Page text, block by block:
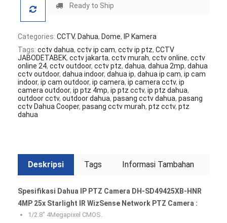
Ready to Ship
Categories: CCTV, Dahua, Dome, IP Kamera
Tags: cctv dahua, cctv ip cam, cctv ip ptz, CCTV
JABODETABEK, cctv jakarta, cctv murah, cctv online, cctv
online 24, cctv outdoor, cctv ptz, dahua, dahua 2mp, dahua
cctv outdoor, dahua indoor, dahua ip, dahua ip cam, ip cam
indoor, ip cam outdoor, ip camera, ip camera cctv, ip
camera outdoor, ip ptz 4mp, ip ptz cctv, ip ptz dahua,
outdoor cctv, outdoor dahua, pasang cctv dahua, pasang
cctv Dahua Cooper, pasang cctv murah, ptz cctv, ptz
dahua
Deskripsi Tags Informasi Tambahan
Spesifikasi Dahua IP PTZ Camera DH-SD49425XB-HNR
4MP 25x Starlight IR WizSense Network PTZ Camera :
1/2.8″ 4Megapixel CMOS.